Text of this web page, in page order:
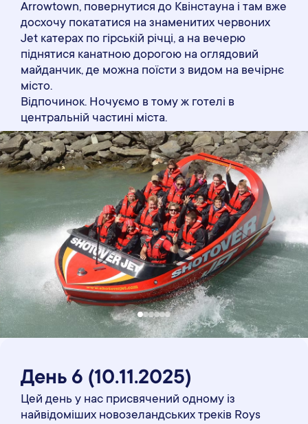
Arrowtown, повернутися до Квінстауна і там вже
досхочу покататися на знаменитих червоних
Jet катерах по гірській річці, а на вечерю
піднятися канатною дорогою на оглядовий
майданчик, де можна поїсти з видом на вечірнє
місто.
Відпочинок. Ночуємо в тому ж готелі в
центральній частині міста.
День 6 (10.11.2025)
Цей день у нас присвячений одному із
найвідоміших новозеландських треків Roys